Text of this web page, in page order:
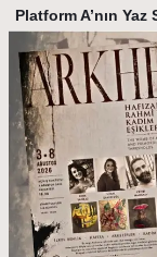
Platform A’nın